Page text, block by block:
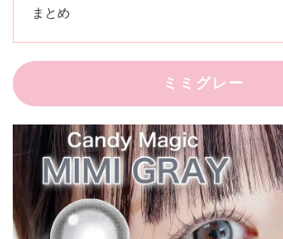
まとめ
ミミグレー